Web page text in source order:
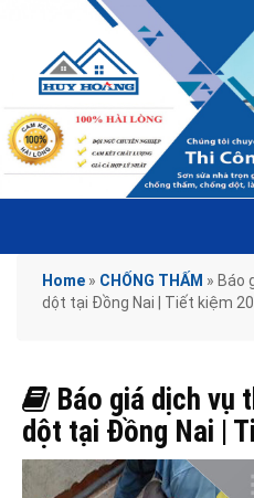
Home » CHỐNG THẤM » Báo
dột tại Đồng Nai | Tiết kiệm
Báo giá dịch vụ
dột tại Đồng Nai |